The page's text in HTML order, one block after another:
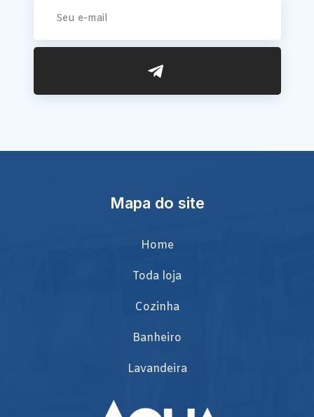
Mapa do site
Home
Toda loja
Cozinha
Banheiro
Lavandeira